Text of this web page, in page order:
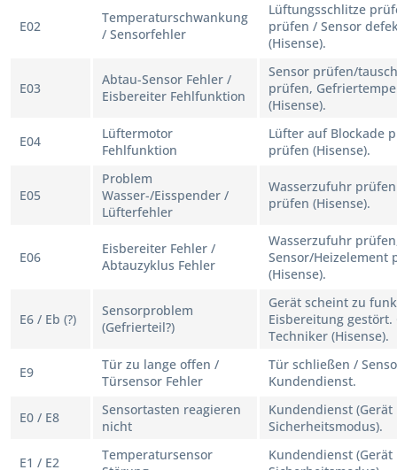
E02
Temperaturschwankung
/ Sensorfehler
Lüftungsschlitze
prüfen / Sensor
(Hisense).
E03
Abtau-Sensor Fehler /
Eisbereiter Fehlfunktion
Sensor prüfen/
prüfen,
(Hisense).
E04
Lüftermotor
Fehlfunktion
Lüfter auf Blockade
prüfen (Hisense).
E05
Problem
Wasser-/Eisspender /
Lüfterfehler
Wasserzufuhr
prüfen (Hisense).
E06
Eisbereiter Fehler /
Abtauzyklus Fehler
Wasserzufuhr
Sensor/Heizelement
(Hisense).
E6 / Eb (?)
Sensorproblem
(Gefrierteil?)
Gerät scheint zu
Eisbereitung gestört.
Techniker (Hisense).
E9
Tür zu lange offen /
Türsensor Fehler
Tür schließen /
Kundendienst.
E0 / E8
Sensortasten reagieren
nicht
Kundendienst
Sicherheitsmodus).
E1 / E2
Temperatursensor
Kundendienst